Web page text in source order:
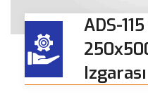
ADS-
Izgarası